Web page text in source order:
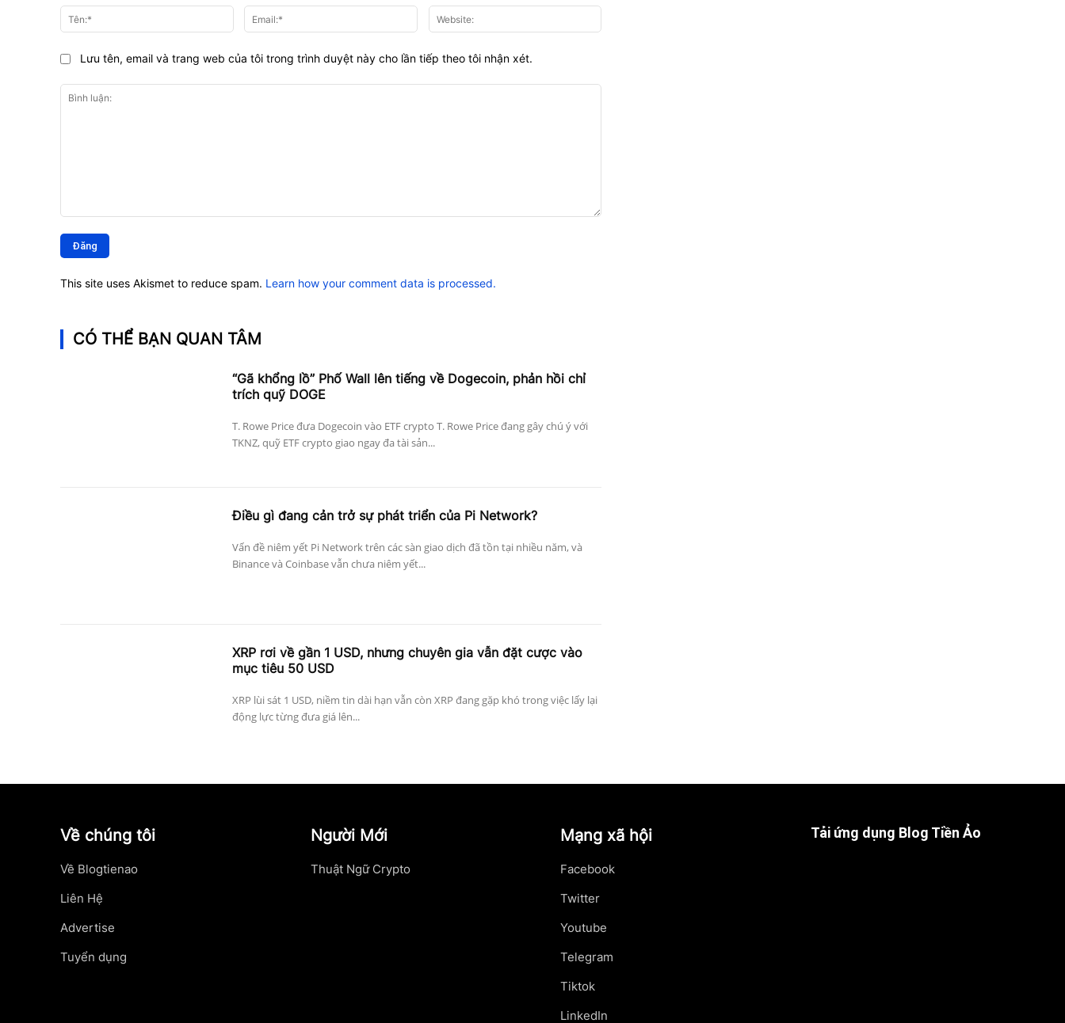
luận:
Tên:* Email:*
Lưu tên, email và trang web của tôi trong trình duyệt này cho lần tiếp theo tôi nhận xét.
This site uses Akismet to reduce spam. Learn how your comment data is processed.
CÓ THỂ BẠN QUAN TÂM
“Gã khổng lồ” Phố Wall lên tiếng về Dogecoin, phản hồi chỉ
trích quỹ DOGE
T. Rowe Price đưa Dogecoin vào ETF crypto T. Rowe Price đang gây chú ý với
TKNZ, quỹ ETF crypto giao ngay đa tài sản...
Điều gì đang cản trở sự phát triển của Pi Network?
Vấn đề niêm yết Pi Network trên các sàn giao dịch đã tồn tại nhiều năm, và
Binance và Coinbase vẫn chưa niêm yết...
XRP rơi về gần 1 USD, nhưng chuyên gia vẫn đặt cược vào
mục tiêu 50 USD
XRP lùi sát 1 USD, niềm tin dài hạn vẫn còn XRP đang gặp khó trong việc lấy lại
động lực từng đưa giá lên...
Về chúng tôi
Về Blogtienao
Liên Hệ
Advertise
Tuyển dụng
Người Mới
Thuật Ngữ Crypto
Mạng xã hội
Facebook
Twitter
Youtube
Telegram
Tiktok
LinkedIn
Tải ứng dụng Blog Tiền Ảo